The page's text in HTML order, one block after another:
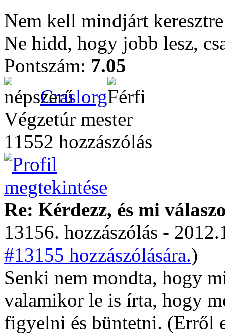
Nem kell mindjárt
Ne hidd, hogy jobb lesz,
Pontszám: 7.05
Craslorg
Végzetúr mester
11552 hozzászólás
Re: Kérdezz, és mi
13156. hozzászólás -
#13155 hozzászólására.)
Senki nem mondta, hogy
valamikor le is írta, hogy
figyelni és büntetni. (Erről